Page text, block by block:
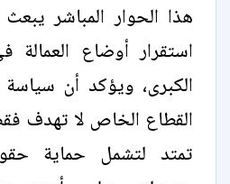
هذا الحوار المباشر
استقرار أوضاع العمالة
الكبرى، ويؤكد أن
القطاع الخاص لا تهدف فقط
تمتد لتشمل حماية